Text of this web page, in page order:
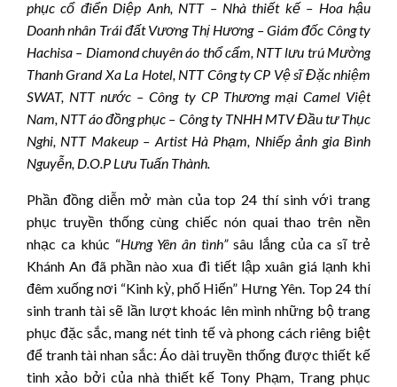
phục cổ điển Diệp Anh, NTT – Nhà thiết kế – Hoa hậu
Doanh nhân Trái đất Vương Thị Hương – Giám đốc Công ty
Hachisa – Diamond chuyên áo thổ cẩm, NTT lưu trú Mường
Thanh Grand Xa La Hotel, NTT Công ty CP Vệ sĩ Đặc nhiệm
SWAT, NTT nước – Công ty CP Thương mại Camel Việt
Nam, NTT áo đồng phục – Công ty TNHH MTV Đầu tư Thục
Nghi, NTT Makeup – Artist Hà Phạm, Nhiếp ảnh gia Bình
Nguyễn, D.O.P Lưu Tuấn Thành.
Phần đồng diễn mở màn của top 24 thí sinh với trang
phục truyền thống cùng chiếc nón quai thao trên nền
nhạc ca khúc “Hưng Yên ân tình” sâu lắng của ca sĩ trẻ
Khánh An đã phần nào xua đi tiết lập xuân giá lạnh khi
đêm xuống nơi “Kinh kỳ, phố Hiến” Hưng Yên. Top 24 thí
sinh tranh tài sẽ lần lượt khoác lên mình những bộ trang
phục đặc sắc, mang nét tinh tế và phong cách riêng biệt
để tranh tài nhan sắc: Áo dài truyền thống được thiết kế
tinh xảo bởi của nhà thiết kế Tony Phạm, Trang phục